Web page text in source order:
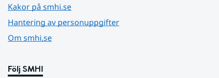
Kakor på smhi.se
Hantering av personuppgifter
Om smhi.se
Följ SMHI